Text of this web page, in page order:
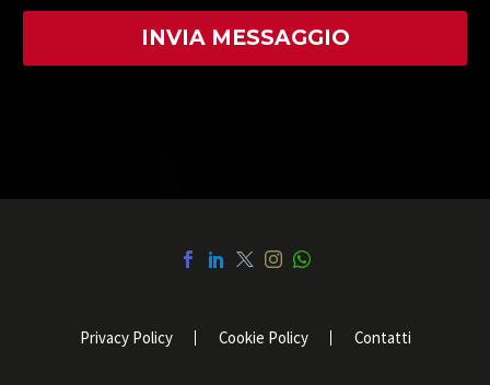
Privacy Policy Cookie Policy Contatti